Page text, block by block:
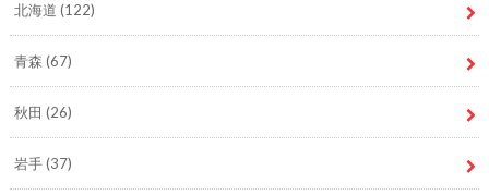
北海道 (122)
青森 (67)
秋田 (26)
岩手(37)